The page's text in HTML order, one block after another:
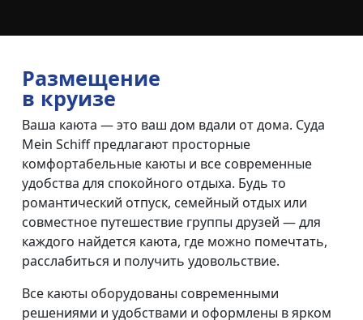
Размещение
в круизе
Ваша каюта — это ваш дом вдали от дома. Суда
Mein Schiff предлагают просторные
комфортабельные каюты и все современные
удобства для спокойного отдыха. Будь то
романтический отпуск, семейный отдых или
совместное путешествие группы друзей — для
каждого найдется каюта, где можно помечтать,
расслабиться и получить удовольствие.
Все каюты оборудованы современными
решениями и удобствами и оформлены в ярком